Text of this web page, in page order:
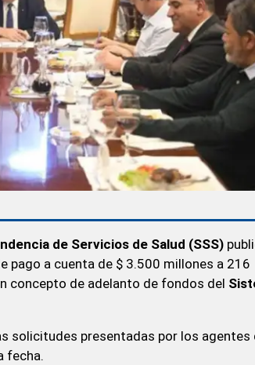
de Servicios de Salud (SSS)
pago a cuenta de $ 3.500 millones a 216
concepto de adelanto de fondos del
solicitudes presentadas por los agentes
fecha.